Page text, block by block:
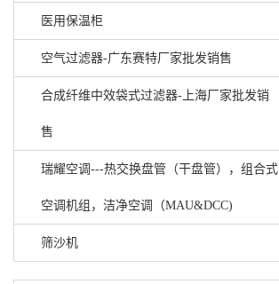
医用保温柜
空气过滤器-广东赛特厂家批发销售
合成纤维中效袋式过滤器-上海厂家批发销
售
瑞耀空调---热交换盘管（干盘管），组合式
空调机组，洁净空调（MAU&DCC)
筛沙机